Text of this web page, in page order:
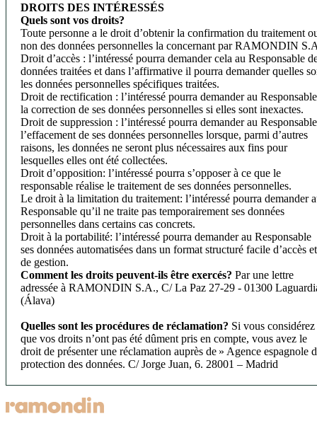
DROITS DES INTÉRESSÉS
Quels sont vos droits?
Toute personne a le droit d’obtenir la confirmation du traitement
non des données personnelles la concernant par RAMONDIN
Droit d’accès : l’intéressé pourra demander cela au Responsable
données traitées et dans l’affirmative il pourra demander quelles
les données personnelles spécifiques traitées.
Droit de rectification : l’intéressé pourra demander au Responsable
la correction de ses données personnelles si elles sont inexactes.
Droit de suppression : l’intéressé pourra demander au Responsable
l’effacement de ses données personnelles lorsque, parmi d’autres
raisons, les données ne seront plus nécessaires aux fins pour
lesquelles elles ont été collectées.
Droit d’opposition: l’intéressé pourra s’opposer à ce que le
responsable réalise le traitement de ses données personnelles.
Le droit à la limitation du traitement: l’intéressé pourra demander
Responsable qu’il ne traite pas temporairement ses données
personnelles dans certains cas concrets.
Droit à la portabilité: l’intéressé pourra demander au Responsable
ses données automatisées dans un format structuré facile d’accès et
de gestion.
Comment les droits peuvent-ils être exercés? Par une lettre
adressée à RAMONDIN S.A., C/ La Paz 27-29 - 01300
(Álava)
Quelles sont les procédures de réclamation? Si vous considérez
que vos droits n’ont pas été dûment pris en compte, vous avez le
droit de présenter une réclamation auprès de » Agence espagnole
protection des données. C/ Jorge Juan, 6. 28001 – Madrid